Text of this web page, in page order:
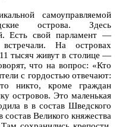
самоуправляемой
острова. Здесь
Есть свой парламент —
На островах
тысяч живут в столице —
что на вопрос: «Кто
с гордостью отвечают:
никто, кроме граждан
островов. Это маленькая
в в состав Шведского
Великого княжества